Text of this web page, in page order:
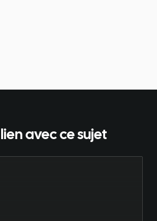
avec ce sujet